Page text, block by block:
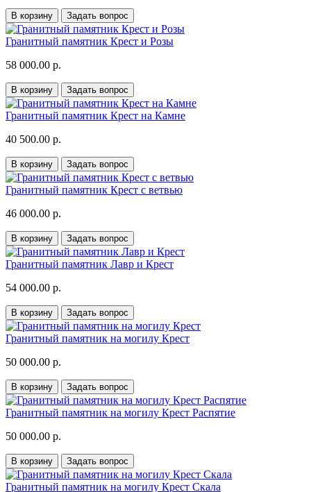
В корзину Задать вопрос
Гранитный памятник Крест и Розы
58 000.00 р.
В корзину Задать вопрос
Гранитный памятник Крест на Камне
40 500.00 р.
В корзину Задать вопрос
Гранитный памятник Крест с ветвью
46 000.00 р.
В корзину Задать вопрос
Гранитный памятник Лавр и Крест
54 000.00 р.
В корзину Задать вопрос
Гранитный памятник на могилу Крест
50 000.00 р.
В корзину Задать вопрос
Гранитный памятник на могилу Крест Распятие
50 000.00 р.
В корзину Задать вопрос
Гранитный памятник на могилу Крест Скала